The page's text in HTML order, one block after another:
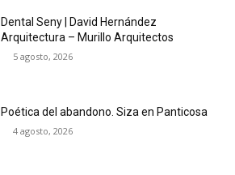
Dental Seny | David Hernández
Arquitectura – Murillo Arquitectos
5 agosto, 2026
Poética del abandono. Siza en Panticosa
4 agosto, 2026